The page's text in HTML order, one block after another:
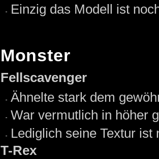
Einzig das Modell ist
Monster
Fellscavenger
Ähnelte stark dem
War vermutlich in höher
Lediglich seine Textur
T-Rex